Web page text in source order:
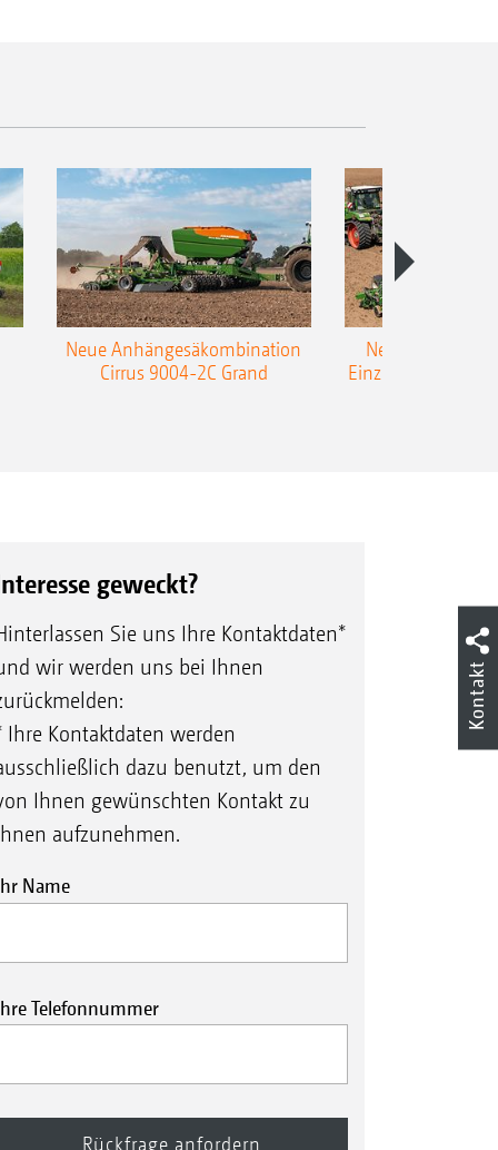
Neue Anhängesäkombination
Cirrus 9004-2C Grand
Neue
Einzelkorn-
geweckt?
Sie uns Ihre Kontaktdaten*
wir werden uns bei Ihnen
Ihre Kontaktdaten werden
dazu benutzt, um den
Ihnen gewünschten Kontakt zu
aufzunehmen.
Name
Telefonnummer
Kontakt